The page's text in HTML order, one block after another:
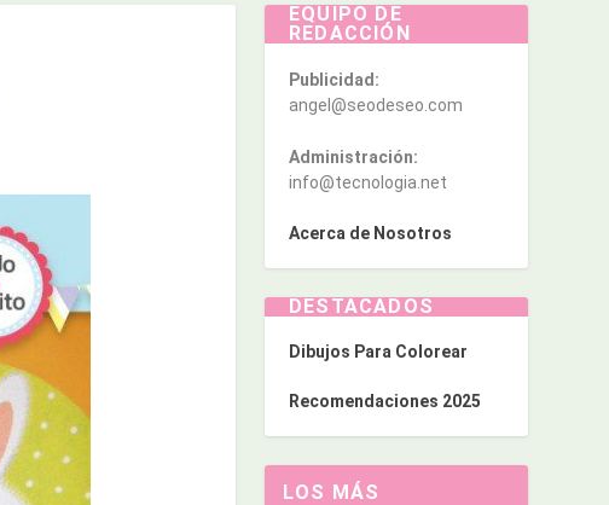
EQUIPO DE
REDACCIÓN
Publicidad:
angel@seodeseo.com
Administración:
info@tecnologia.net
Acerca de Nosotros
DESTACADOS
Dibujos Para Colorear
Recomendaciones 2025
LOS MÁS